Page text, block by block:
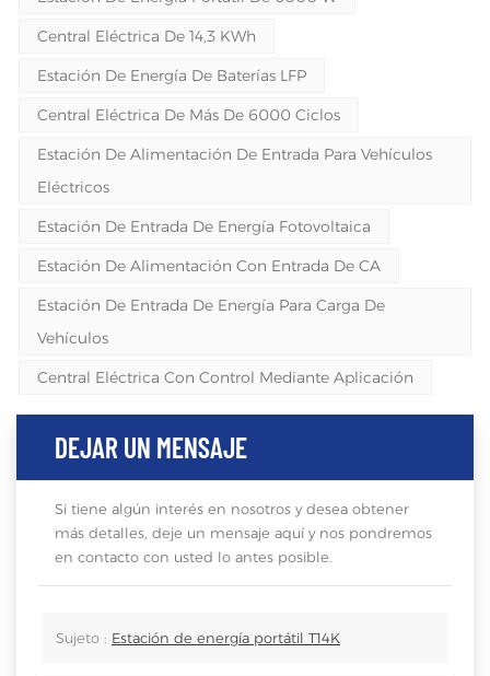
Central Eléctrica De 14,3 KWh
Estación De Energía De Baterías LFP
Central Eléctrica De Más De 6000 Ciclos
Estación De Alimentación De Entrada Para Vehículos
Eléctricos
Estación De Entrada De Energía Fotovoltaica
Estación De Alimentación Con Entrada De CA
Estación De Entrada De Energía Para Carga De
Vehículos
Central Eléctrica Con Control Mediante Aplicación
DEJAR UN MENSAJE
Si tiene algún interés en nosotros y desea obtener
más detalles, deje un mensaje aquí y nos pondremos
en contacto con usted lo antes posible.
Sujeto : Estación de energía portátil T14K